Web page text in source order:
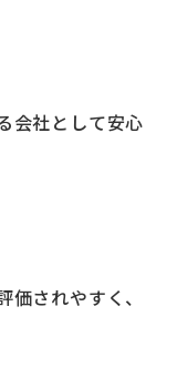
会社として安心
されやすく、